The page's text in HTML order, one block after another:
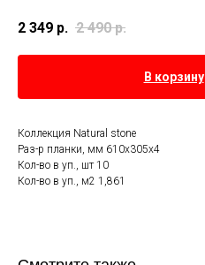
2 349 р. 2 490 р.
В корзину
Коллекция Natural stone
Раз-р планки, мм 610х305х4
Кол-во в уп., шт 10
Кол-во в уп., м2 1,861